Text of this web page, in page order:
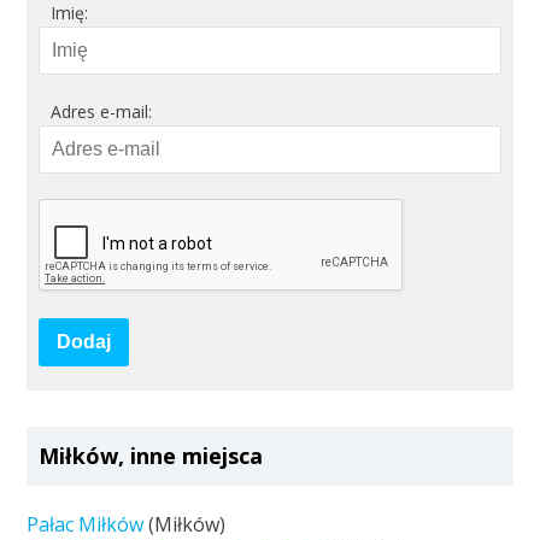
Imię:
Adres e-mail:
Dodaj
Miłków, inne miejsca
Pałac Miłków(Miłków)